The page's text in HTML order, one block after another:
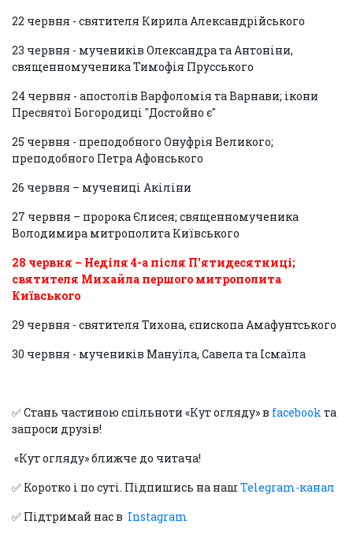
22 червня - святителя Кирила Александрійського
23 червня - мучеників Олександра та Антоніни,
священномученика Тимофія Прусського
24 червня - апостолів Варфоломія та Варнави; ікони
Пресвятої Богородиці "Достойно є"
25 червня - преподобного Онуфрія Великого;
преподобного Петра Афонського
26 червня – мучениці Акіліни
27 червня – пророка Єлисея; священномученика
Володимира митрополита Київського
28 червня – Неділя 4-а після П'ятидесятниці;
святителя Михайла першого митрополита
Київського
29 червня - святителя Тихона, єпископа Амафунтського
30 червня - мучеників Мануїла, Савела та Ісмаїла
✅ Стань частиною спільноти «Кут огляду» в facebook та
запроси друзів!
«Кут огляду» ближче до читача!
✅ Коротко і по суті. Підпишись на наш Telegram-канал
✅ Підтримай нас в Instagram